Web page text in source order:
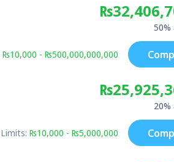
₨10,000 - ₨500,000,000,000
Limits: ₨10,000 - ₨5,000,000